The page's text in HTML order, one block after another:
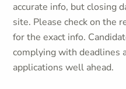
accurate info, but closing
site. Please check on the
for the exact info.
complying with deadlines
applications well ahead.